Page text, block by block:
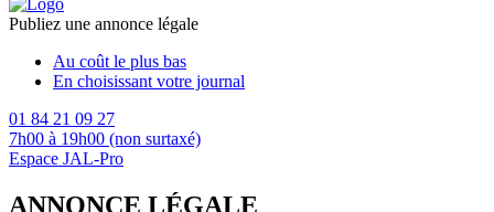
Publiez une annonce légale
Au coût le plus bas
En choisissant votre journal
01 84 21 09 27
7h00 à 19h00 (non surtaxé)
Espace JAL-Pro
ANNONCE LÉGALE